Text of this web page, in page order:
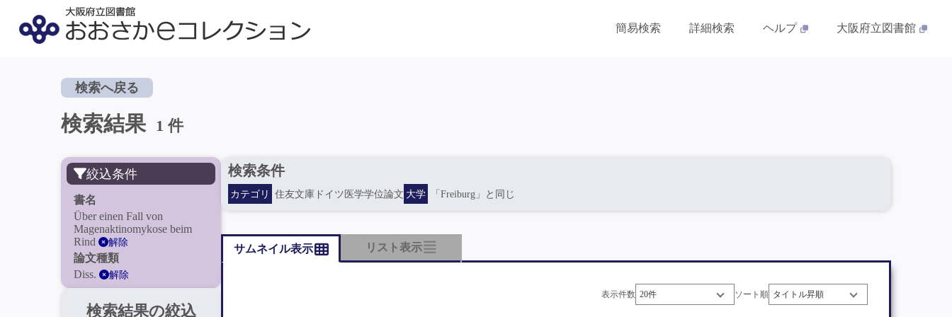
簡易検索 詳細検索 ヘルプ 大阪府立図書館
検索へ戻る
検索結果 1 件
絞込条件
書名
Über einen Fall von
Magenaktinomykose beim
Rind
解除
論文種類
Diss.
解除
検索結果の絞込
検索条件
カテゴリ 住友文庫ドイツ医学学位論文 大学 「Freiburg」と同じ
サムネイル表示 リスト表示
表示件数 ソート順